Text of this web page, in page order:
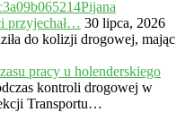
Pijana
przyjechał… 30 lipca, 2026
do kolizji drogowej, mając
pracy u holenderskiego
kontroli drogowej w
Transportu…